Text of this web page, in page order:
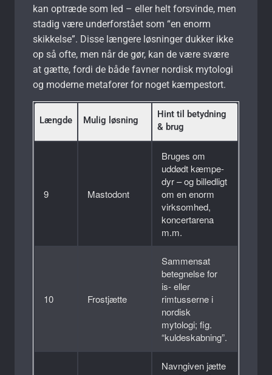
kan optræde som led – eller helt forsvinde, men
stadig være underforstået som “en enorm
skikkelse”. Disse længere løsninger dukker ikke
op så ofte, men når de gør, kan de være svære
at gætte, fordi de både favner nordisk mytologi
og moderne metaforer for noget kæmpestort.
Længde Mulig løsning
Hint til betydning
& brug
9 Mastodont
Bruges om
uddødt kæmpe­
dyr – og billedligt
om en enorm
virksomhed,
koncert­arena
m.m.
10 Frostjætte
Sammensat
betegnelse for
is- eller
rimtusserne i
nordisk
mytologi; fig.
“kulde­skabning”.
Navngiven jætte